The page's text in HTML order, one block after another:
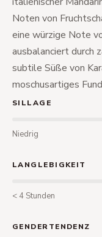
Noten von
eine würzige Note
ausbalanciert durch
subtile Süße von
moschusartiges
SILLAGE
Niedrig
LANGLEBIGKEIT
< 4 Stunden
GENDERTENDENZ